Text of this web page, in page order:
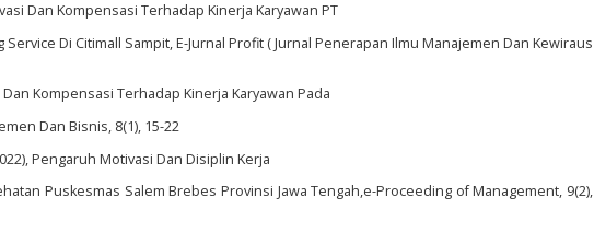
Dan Kompensasi Terhadap Kinerja Karyawan PT
Di Citimall Sampit, E-Jurnal Profit ( Jurnal Penerapan Ilmu Manajemen Dan Kewiraus
Kompensasi Terhadap Kinerja Karyawan Pada
Dan Bisnis, 8(1), 15-22
Pengaruh Motivasi Dan Disiplin Kerja
Puskesmas Salem Brebes Provinsi Jawa Tengah,e-Proceeding of Management, 9(2),